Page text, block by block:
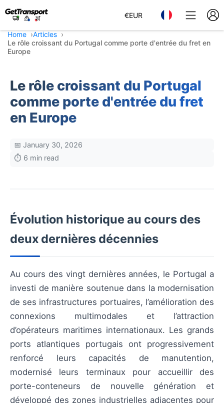
€EUR
Home
Articles
Le rôle croissant du Portugal comme porte d'entrée du fret en
Europe
Le rôle croissant du Portugal
comme porte d'entrée du fret
en Europe
📅 January 30, 2026
⏱️ 6 min read
Évolution historique au cours des
deux dernières décennies
Au cours des vingt dernières années, le Portugal a
investi de manière soutenue dans la modernisation
de ses infrastructures portuaires, l’amélioration des
connexions multimodales et l’attraction
d’opérateurs maritimes internationaux. Les grands
ports atlantiques portugais ont progressivement
renforcé leurs capacités de manutention,
modernisé leurs terminaux pour accueillir des
porte-conteneurs de nouvelle génération et
développé des zones industrielles adjacentes pour